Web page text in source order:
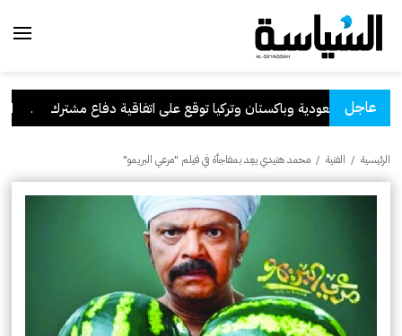
عاجل
السعودية وباكستان وتركيا توقع على اتفاقية دفاع مشترك .
الرئيسية / الفنية / محمد هنيدي يعِد بمفاجأة في فيلم "مرعي البريمو"